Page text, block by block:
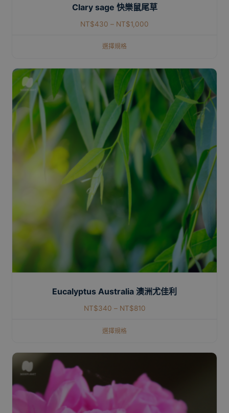
Clary sage 快樂鼠尾草
NT$430 – NT$1,000
選擇規格
Eucalyptus Australia 澳洲尤佳利
NT$340 – NT$810
選擇規格